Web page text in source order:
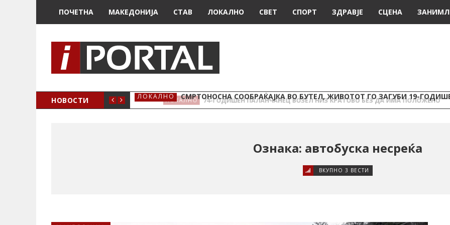
ПОЧЕТНА МАКЕДОНИЈА СТАВ ЛОКАЛНО СВЕТ СПОРТ ЗДРАВЈЕ СЦЕНА
НОВОСТИ ЛОКАЛНО СМРТОНОСНА СООБРАЌАЈКА ВО БУТЕЛ, ЖИВОТОТ ГО ЗАГУБИ 19-
Ознака: автобуска несреќа
ВКУПНО 3 ВЕСТИ